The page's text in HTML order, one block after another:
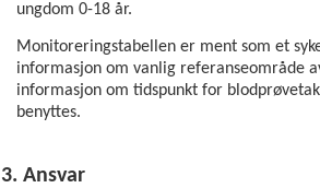
ungdom 0-18 år.
Monitoreringstabellen er ment som et
informasjon om vanlig referanseområde
informasjon om tidspunkt for
benyttes.
3. Ansvar